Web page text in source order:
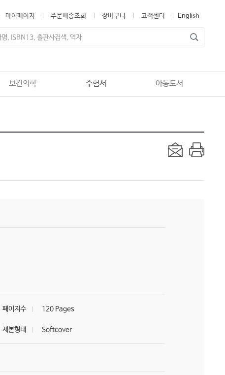
마이페이지 주문배송조회 장바구니 고객센터 English
보건의학 수험서 아동도서
페이지수 120 Pages
제본형태 Softcover